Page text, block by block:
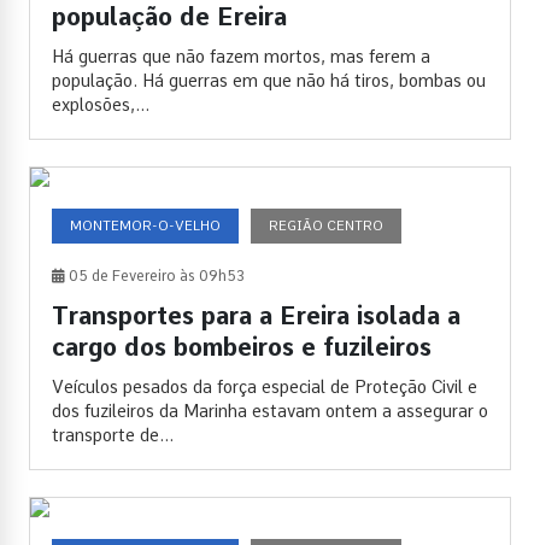
população de Ereira
Há guerras que não fazem mortos, mas ferem a
população. Há guerras em que não há tiros, bombas ou
explosões,...
MONTEMOR-O-VELHO REGIÃO CENTRO
05 de Fevereiro às 09h53
Transportes para a Ereira isolada a
cargo dos bombeiros e fuzileiros
Veículos pesados da força especial de Proteção Civil e
dos fuzileiros da Marinha estavam ontem a assegurar o
transporte de...